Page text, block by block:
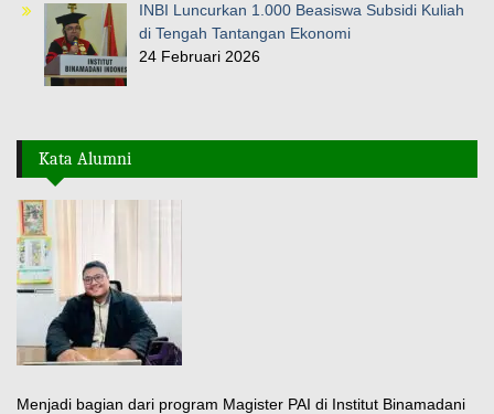
INBI Luncurkan 1.000 Beasiswa Subsidi Kuliah
di Tengah Tantangan Ekonomi
24 Februari 2026
Kata Alumni
Menjadi bagian dari program Magister PAI di Institut Binamadani